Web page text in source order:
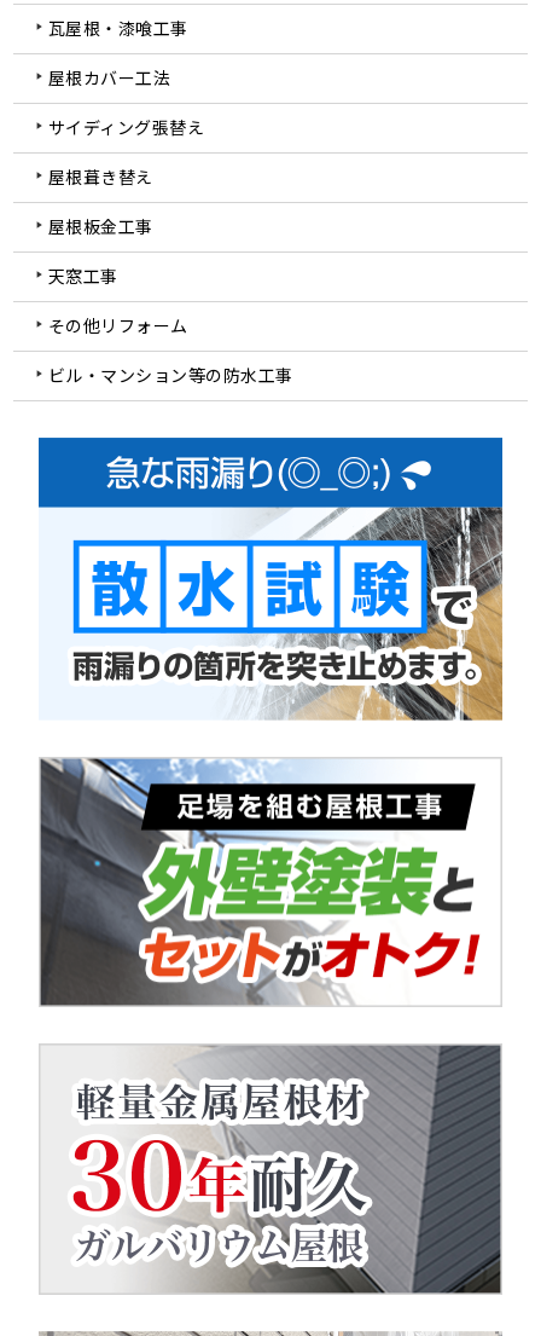
瓦屋根・漆喰工事
屋根カバー工法
サイディング張替え
屋根葺き替え
屋根板金工事
天窓工事
その他リフォーム
ビル・マンション等の防水工事